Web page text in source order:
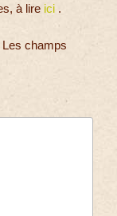
à lire ici .
Les champs